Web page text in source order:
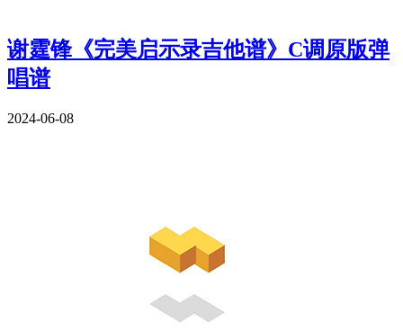
谢霆锋《完美启示录吉他谱》C调原版弹
唱谱
2024-06-08